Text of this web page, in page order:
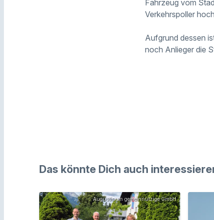
Fahrzeug vom
Verkehrspoller
Aufgrund dessen
noch Anlieger die
Das könnte Dich auch
Augustinum gemeinnützige GmbH